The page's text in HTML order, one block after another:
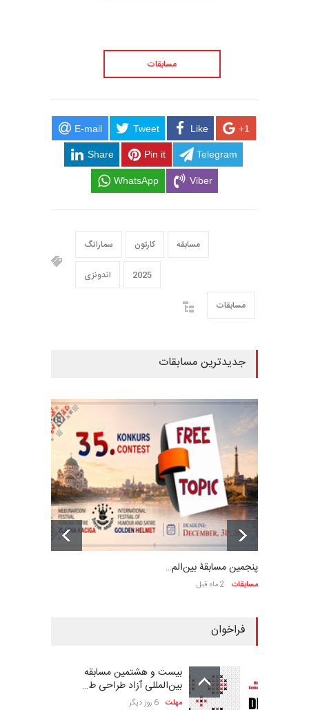
مسابقات
E-mail Tweet Like +1
Share Pin it Telegram
WhatsApp Viber
سمارانگ کارتون مسابقه
اندونزی 2025
مسابقات
جدیدترین مسابقات
پنجمین مسابقۀ بین‌الم…
مسابقات 2 ماه قبل
فراخوان
بیست و هشتمین مسابقه
بین‌المللی آزاد طراحی ط…
مهلت 6 روز دیگر